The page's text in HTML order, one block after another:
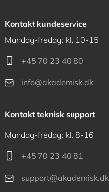
Kontakt kundeservice
Mandag-fredag: kl. 10-15
+45 70 23 40 80
info@akademisk.dk
Kontakt teknisk support
Mandag-fredag: kl. 8-16
+45 70 23 40 81
support@akademisk.dk